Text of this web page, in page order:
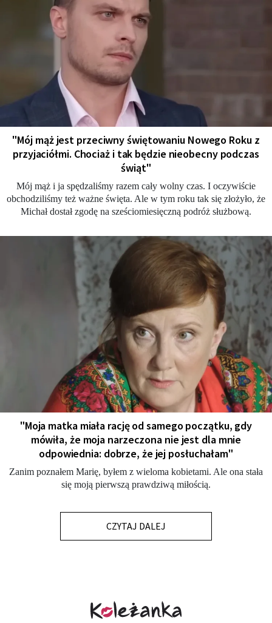
"Mój mąż jest przeciwny świętowaniu Nowego Roku z
przyjaciółmi. Chociaż i tak będzie nieobecny podczas
świąt"
Mój mąż i ja spędzaliśmy razem cały wolny czas. I oczywiście
obchodziliśmy też ważne święta. Ale w tym roku tak się złożyło, że
Michał dostał zgodę na sześciomiesięczną podróż służbową.
"Moja matka miała rację od samego początku, gdy
mówiła, że moja narzeczona nie jest dla mnie
odpowiednia: dobrze, że jej posłuchałam"
Zanim poznałem Marię, byłem z wieloma kobietami. Ale ona stała
się moją pierwszą prawdziwą miłością.
CZYTAJ DALEJ